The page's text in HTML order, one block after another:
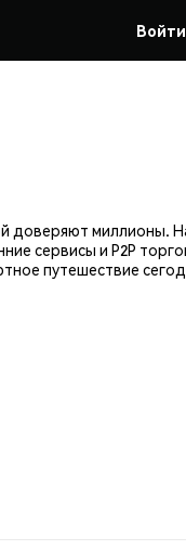
Войти
доверяют миллионы.
сервисы и P2P
путешествие